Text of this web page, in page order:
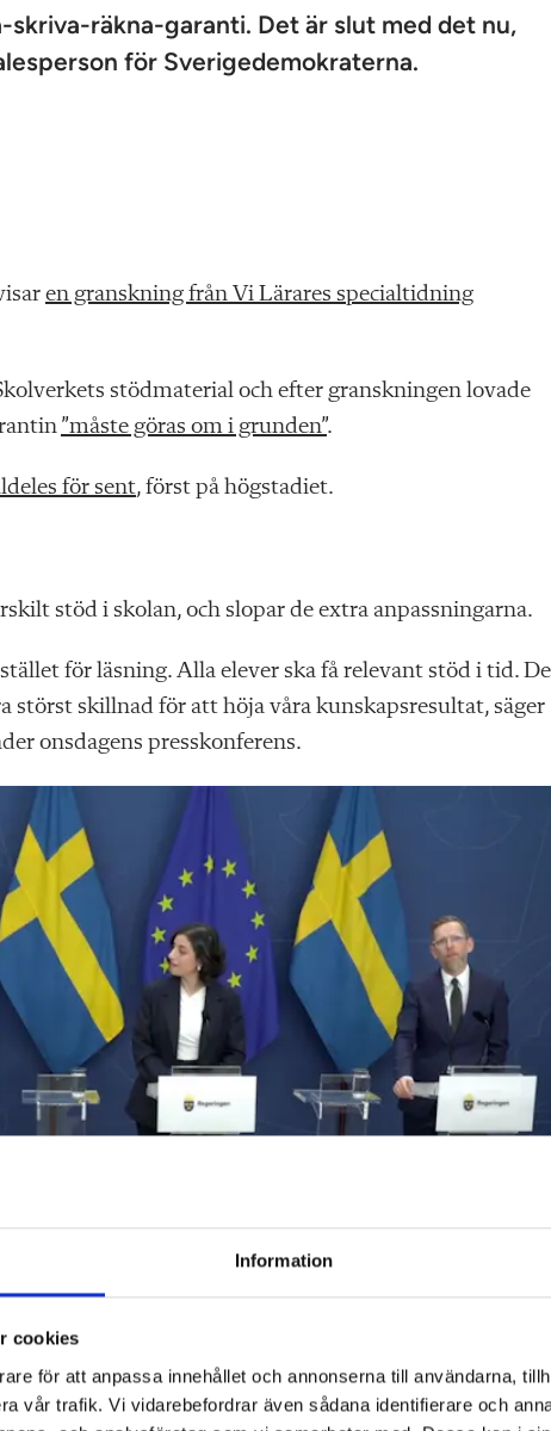
Information
cookies
för att anpassa innehållet och annonserna till användarna,
vår trafik. Vi vidarebefordrar även sådana identifierare och
räkna-garanti. Det är slut med det nu,
för Sverigedemokraterna.
en granskning från Vi Lärares specialtidning
stödmaterial och efter granskningen lovade
”måste göras om i grunden”.
för sent, först på högstadiet.
stöd i skolan, och slopar de extra anpassningarna.
för läsning. Alla elever ska få relevant stöd i tid.
skillnad för att höja våra kunskapsresultat, säger
onsdagens presskonferens.
Simona Mohamsson (L) och Jakob Forssmed (Kd)